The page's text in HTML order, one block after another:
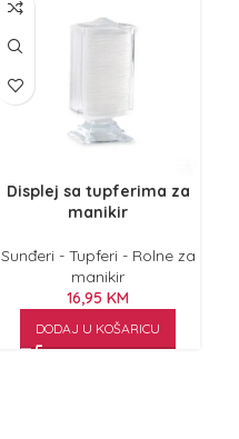
Displej sa tupferima za
manikir
Sunđeri - Tupferi - Rolne za
manikir
16,95 KM
DODAJ U KOŠARICU